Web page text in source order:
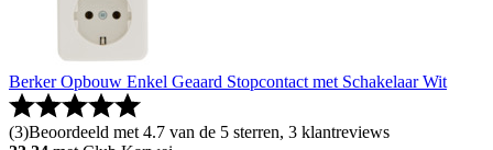
Berker Opbouw Enkel Geaard Stopcontact met Schakelaar Wit
(3)Beoordeeld met 4.7 van de 5 sterren, 3 klantreviews